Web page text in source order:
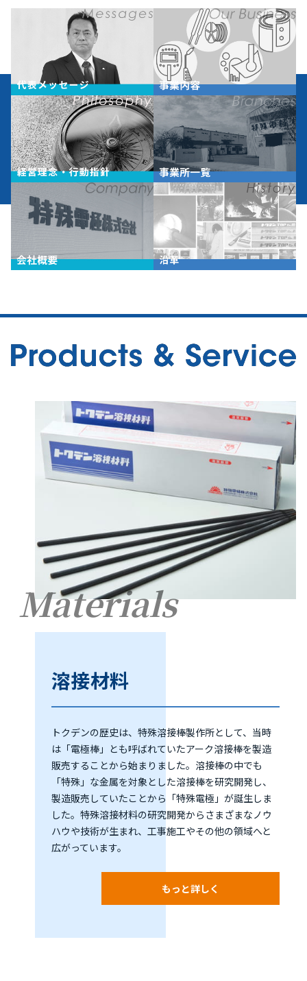
Materials
溶接材料
トクデンの歴史は、特殊溶接棒製作所として、当時
は「電極棒」とも呼ばれていたアーク溶接棒を製造
販売することから始まりました。溶接棒の中でも
「特殊」な金属を対象とした溶接棒を研究開発し、
製造販売していたことから「特殊電極」が誕生しま
した。特殊溶接材料の研究開発からさまざまなノウ
ハウや技術が生まれ、工事施工やその他の領域へと
広がっています。
もっと詳しく